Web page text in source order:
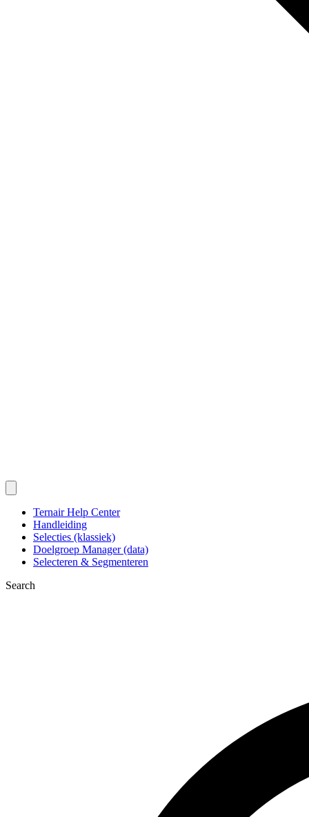
Ternair Help Center
Handleiding
Selecties (klassiek)
Doelgroep Manager (data)
Selecteren & Segmenteren
Search